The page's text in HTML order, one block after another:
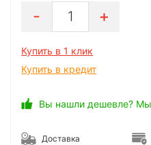
1
Купить в 1 клик
Купить в кредит
Вы нашли дешевле?
Доставка